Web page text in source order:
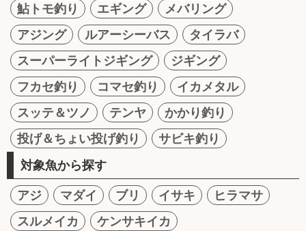
鮎トモ釣り
エギング
メバリング
アジング
ルアーシーバス
タイラバ
スーパーライトジギング
ジギング
フカセ釣り
コマセ釣り
イカメタル
スッテ＆ツノ
テンヤ
かかり釣り
投げ＆ちょい投げ釣り
サビキ釣り
対象魚から探す
アジ マダイ ブリ イサキ
ヒラマサ
スルメイカ
ケンサキイカ